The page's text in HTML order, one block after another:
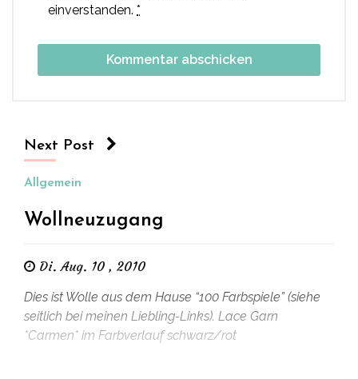
einverstanden. *
Next Post
Allgemein
Wollneuzugang
Di. Aug. 10 , 2010
Dies ist Wolle aus dem Hause “100 Farbspiele” (siehe
seitlich bei meinen Liebling-Links). Lace Garn
*Carmen* im Farbverlauf schwarz/rot